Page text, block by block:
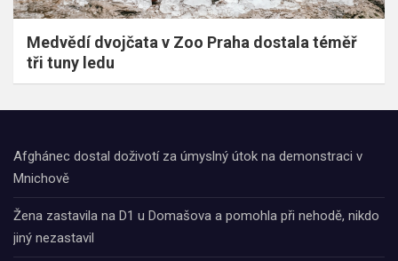
Medvědí dvojčata v Zoo Praha dostala téměř
tři tuny ledu
Afghánec dostal doživotí za úmyslný útok na demonstraci v
Mnichově
Žena zastavila na D1 u Domašova a pomohla při nehodě, nikdo
jiný nezastavil